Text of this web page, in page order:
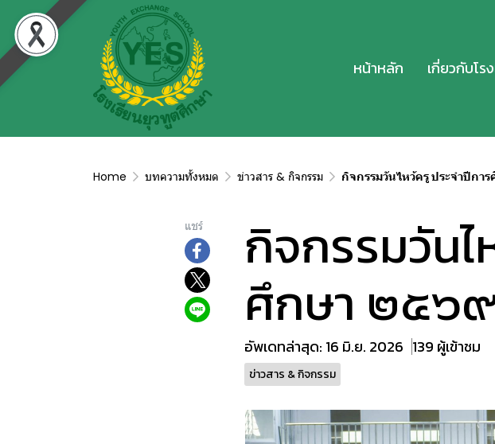
หน้าหลัก เกี่ยวกับโร
Home บทความทั้งหมด ข่าวสาร & กิจกรรม กิจกรรมวันไหว้ครู ประจำปีก
แชร์
กิจกรรมวันไ
ศึกษา ๒๕๖
อัพเดทล่าสุด: 16 มิ.ย. 2026 139 ผู้เข้าชม
ข่าวสาร & กิจกรรม